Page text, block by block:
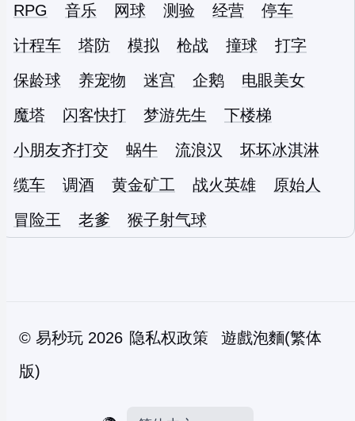
RPG
音乐 网球 测验 经营
停车
计程车
塔防 模拟 枪战 撞球
打字
保龄球
养宠物 迷宫 企鹅
电眼美女
魔塔
闪客快打 梦游先生
下楼梯
小朋友齐打交
蜗牛 流浪汉
坏坏冰淇淋
缆车
调酒 黄金矿工 战火英雄
原始人
冒险王
老爹 猴子射气球
© 易秒玩 2026 隐私权政策
遊戲泡麵(繁体
版)